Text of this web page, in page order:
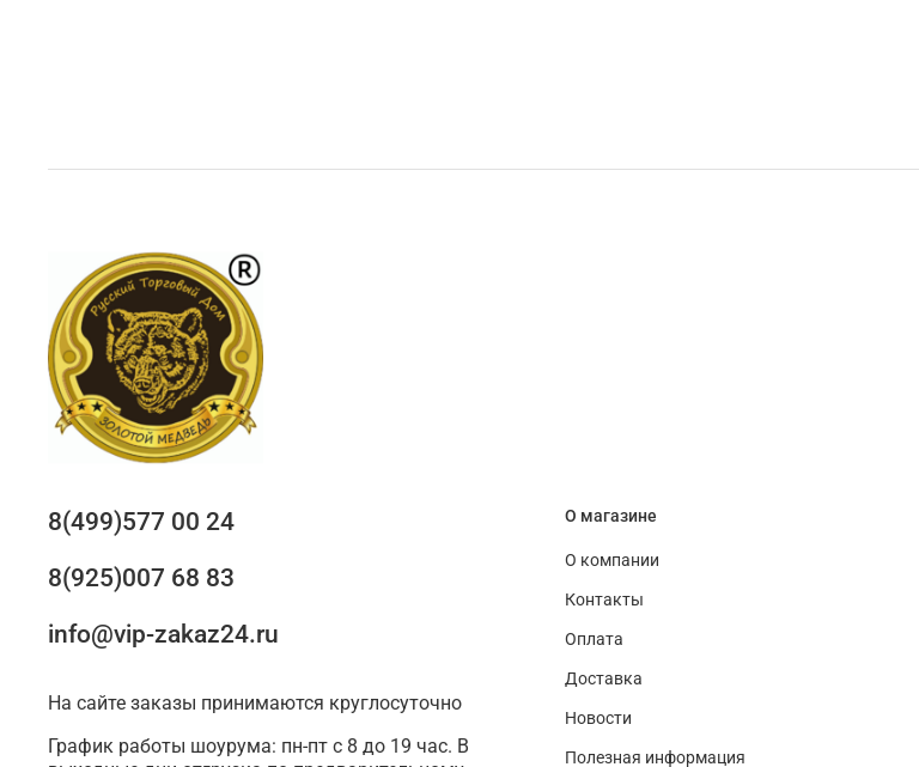
О магазине
О компании
Контакты
Оплата
Доставка
Новости
Полезная информация
8(499)577 00 24
8(925)007 68 83
info@vip-zakaz24.ru
На сайте заказы принимаются круглосуточно
График работы шоурума: пн-пт с 8 до 19 час. В